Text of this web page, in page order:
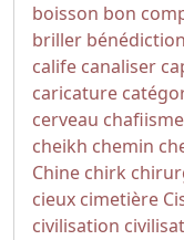
boisson bon
briller bénédiction
calife canaliser
caricature
cerveau chafiisme
cheikh chemin
Chine chirk
cieux cimetière
civilisation